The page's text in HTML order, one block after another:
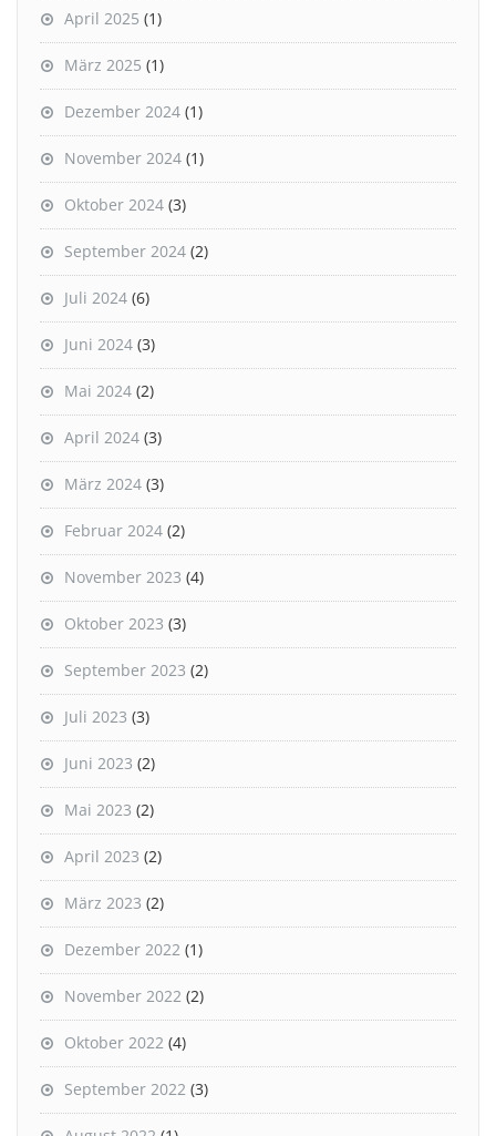
April 2025 (1)
März 2025 (1)
Dezember 2024 (1)
November 2024 (1)
Oktober 2024 (3)
September 2024 (2)
Juli 2024 (6)
Juni 2024 (3)
Mai 2024 (2)
April 2024 (3)
März 2024 (3)
Februar 2024 (2)
November 2023 (4)
Oktober 2023 (3)
September 2023 (2)
Juli 2023 (3)
Juni 2023 (2)
Mai 2023 (2)
April 2023 (2)
März 2023 (2)
Dezember 2022 (1)
November 2022 (2)
Oktober 2022 (4)
September 2022 (3)